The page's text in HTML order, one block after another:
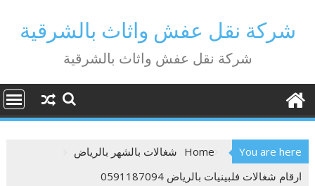
contentشركة نقل عفش واثاث بالشرقية
شركة نقل عفش واثاث بالشرقية
You are here
Home شغالات بالشهر بالرياض
ارقام شغالات فلبينيات بالرياض 0591187094